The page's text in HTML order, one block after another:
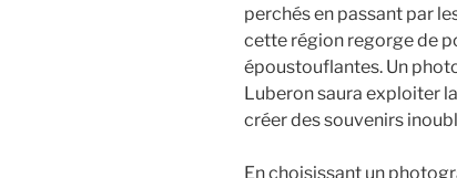
perchés en passant par
cette région regorge de
époustouflantes. Un
Luberon saura exploiter
créer des souvenirs
En choisissant un